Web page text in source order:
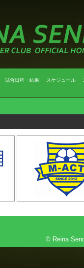
試合日程・結果 スケジュール
© Reina